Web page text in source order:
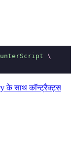
\
के साथ कॉन्ट्रैक्ट्स